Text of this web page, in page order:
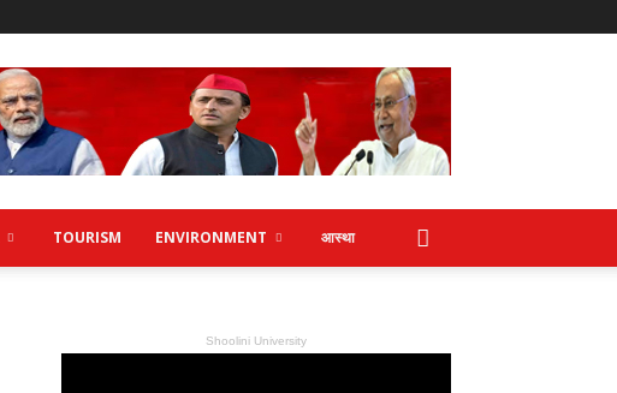
TOURISM ENVIRONMENT आस्था
Shoolini University